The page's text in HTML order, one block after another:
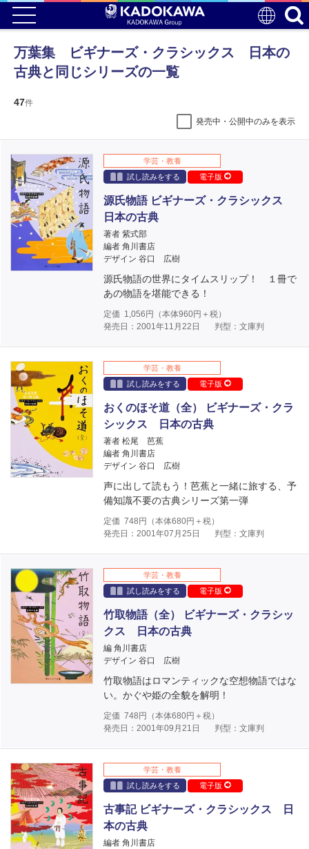
万葉集 ビギナーズ・クラシックス 日本の
古典と同じシリーズの一覧
47件
発売中・公開中のみを表示
学芸・教養
試し読みをする
電子版
源氏物語 ビギナーズ・クラシックス
日本の古典
著者 紫式部
編者 角川書店
デザイン 谷口 広樹
源氏物語の世界にタイムスリップ！ １冊で
あの物語を堪能できる！
定価 1,056 円（本体960円＋税）
発売日：2001年11月22日
判型：文庫判
学芸・教養
試し読みをする
電子版
おくのほそ道（全） ビギナーズ・クラ
シックス 日本の古典
著者 松尾 芭蕉
編者 角川書店
デザイン 谷口 広樹
声に出して読もう！芭蕉と一緒に旅する、予
備知識不要の古典シリーズ第一弾
定価 748 円（本体680円＋税）
発売日：2001年07月25日
判型：文庫判
学芸・教養
試し読みをする
電子版
竹取物語（全） ビギナーズ・クラシッ
クス 日本の古典
編 角川書店
デザイン 谷口 広樹
竹取物語はロマンティックな空想物語ではな
い。かぐや姫の全貌を解明！
定価 748 円（本体680円＋税）
発売日：2001年09月21日
判型：文庫判
学芸・教養
試し読みをする
電子版
古事記 ビギナーズ・クラシックス 日
本の古典
編者 角川書店